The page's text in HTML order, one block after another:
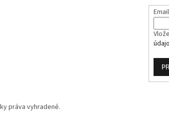
Email
práva vyhradené.